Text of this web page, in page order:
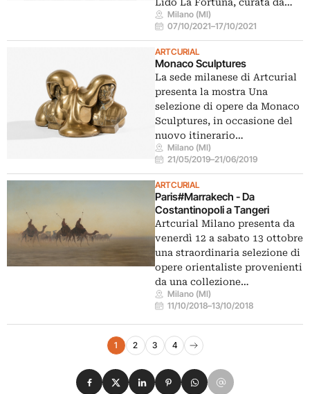
Milano (MI)
07/10/2021–17/10/2021
ARTCURIAL
Monaco Sculptures
La sede milanese di Artcurial
presenta la mostra Una
selezione di opere da Monaco
Sculptures, in occasione del
nuovo itinerario…
Milano (MI)
21/05/2019–21/06/2019
ARTCURIAL
Paris#Marrakech - Da
Costantinopoli a Tangeri
Artcurial Milano presenta da
venerdì 12 a sabato 13 ottobre
una straordinaria selezione di
opere orientaliste provenienti
da una collezione…
Milano (MI)
11/10/2018–13/10/2018
Navigazione eventi
1 2 3 4
Pagina successiva
Condividi su Facebook
Condividi su X
Condividi su LinkedIn
Condividi su Pinterest
Condividi su WhatsApp
Condividi su Email